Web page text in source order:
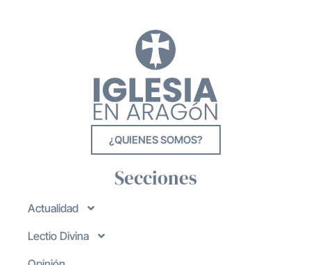
¿QUIENES SOMOS?
Secciones
Actualidad
Lectio Divina